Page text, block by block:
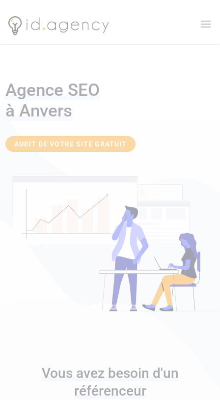
Agence SEO
à Anvers
AUDIT DE VOTRE SITE GRATUIT
Vous avez besoin d'un
référenceur